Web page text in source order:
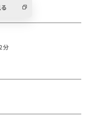
経費削減が出来る
リアです。
などに、家具家電
ークリー・マンスリ
ております。
分